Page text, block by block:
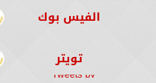
الفيس بوك
تويتر
Tweets by